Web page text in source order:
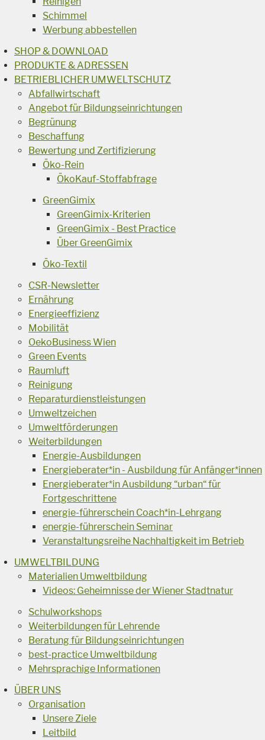
Schimmel
Werbung abbestellen
SHOP & DOWNLOAD
PRODUKTE & ADRESSEN
BETRIEBLICHER UMWELTSCHUTZ
Abfallwirtschaft
Angebot für Bildungseinrichtungen
Begrünung
Beschaffung
Bewertung und Zertifizierung
Öko-Rein
ÖkoKauf-Stoffabfrage
GreenGimix
GreenGimix-Kriterien
GreenGimix - Best Practice
Über GreenGimix
Öko-Textil
CSR-Newsletter
Ernährung
Energieeffizienz
Mobilität
OekoBusiness Wien
Green Events
Raumluft
Reinigung
Reparaturdienstleistungen
Umweltzeichen
Umweltförderungen
Weiterbildungen
Energie-Ausbildungen
Energieberater*in - Ausbildung für Anfänger*innen
Energieberater*in Ausbildung “urban“ für
Fortgeschrittene
energie-führerschein Coach*in-Lehrgang
energie-führerschein Seminar
Veranstaltungsreihe Nachhaltigkeit im Betrieb
UMWELTBILDUNG
Materialien Umweltbildung
Videos: Geheimnisse der Wiener Stadtnatur
Schulworkshops
Weiterbildungen für Lehrende
Beratung für Bildungseinrichtungen
best-practice Umweltbildung
Mehrsprachige Informationen
ÜBER UNS
Organisation
Unsere Ziele
Leitbild